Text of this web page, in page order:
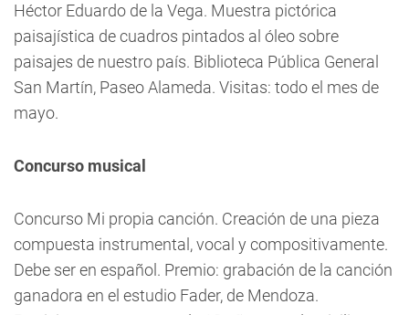
Héctor Eduardo de la Vega. Muestra pictórica
paisajística de cuadros pintados al óleo sobre
paisajes de nuestro país. Biblioteca Pública General
San Martín, Paseo Alameda. Visitas: todo el mes de
mayo.
Concurso musical
Concurso Mi propia canción. Creación de una pieza
compuesta instrumental, vocal y compositivamente.
Debe ser en español. Premio: grabación de la canción
ganadora en el estudio Fader, de Mendoza.